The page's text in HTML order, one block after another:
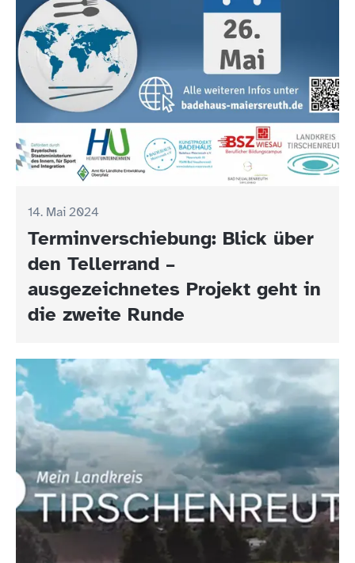
14. Mai 2024
Terminverschiebung: Blick über
den Tellerrand –
ausgezeichnetes Projekt geht in
die zweite Runde